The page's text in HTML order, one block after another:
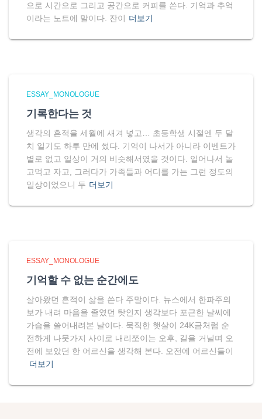
으로 시간으로 그리고 공간으로 커피를 쓴다. 기억과 추억
이라는 노트에 말이다. 잔이 더보기
ESSAY_MONOLOGUE
기록한다는 것
생각의 흔적을 세월에 새겨 넣고… 초등학생 시절엔 두 달
치 일기도 하루 만에 썼다. 기억이 나서가 아니라 이벤트가
별로 없고 일상이 거의 비슷해서였을 것이다. 일어나서 놀
고먹고 자고, 그러다가 가족들과 어디를 가는 그런 정도의
일상이었으니 두 더보기
ESSAY_MONOLOGUE
기억할 수 없는 순간에도
살아왔던 흔적이 삶을 쓴다 주말이다. 뉴스에서 한파주의
보가 내려 마음을 졸였던 탓인지 생각보다 포근한 날씨에
가슴을 쓸어내려본 날이다. 묵직한 햇살이 24K금처럼 순
전하게 나뭇가지 사이로 내리쪼이는 오후, 길을 거닐며 오
전에 보았던 한 어르신을 생각해 본다. 오전에 어르신들이
더보기